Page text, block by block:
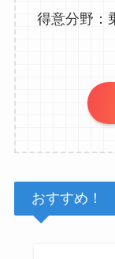
得意分野：
おすすめ！